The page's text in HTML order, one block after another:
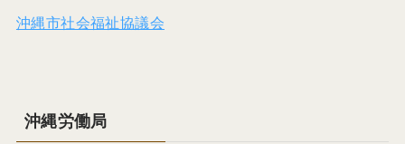
沖縄市社会福祉協議会
沖縄労働局